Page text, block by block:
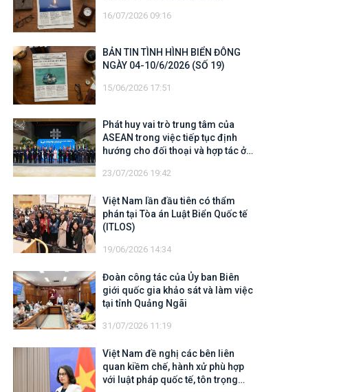
16/07/2026 09:16
BẢN TIN TÌNH HÌNH BIỂN ĐÔNG
NGÀY 04-10/6/2026 (SỐ 19)
15/06/2026 17:51
Phát huy vai trò trung tâm của
ASEAN trong việc tiếp tục định
hướng cho đối thoại và hợp tác ở
23/07/2026 19:42
Việt Nam lần đầu tiên có thẩm
phán tại Tòa án Luật Biển Quốc tế
(ITLOS)
19/06/2026 14:34
Đoàn công tác của Ủy ban Biên
giới quốc gia khảo sát và làm việc
tại tỉnh Quảng Ngãi
31/07/2026 11:19
Việt Nam đề nghị các bên liên
quan kiềm chế, hành xử phù hợp
với luật pháp quốc tế, tôn trọng